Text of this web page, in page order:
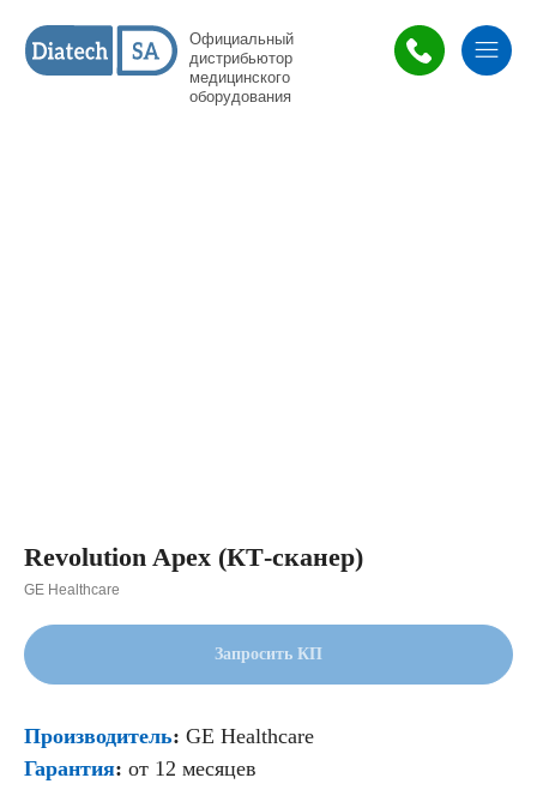
Официальный
дистрибьютор
медицинского
оборудования
Revolution Apex (КТ-сканер)
GE Healthcare
Запросить КП
Производитель: GE Healthcare
Гарантия: от 12 месяцев